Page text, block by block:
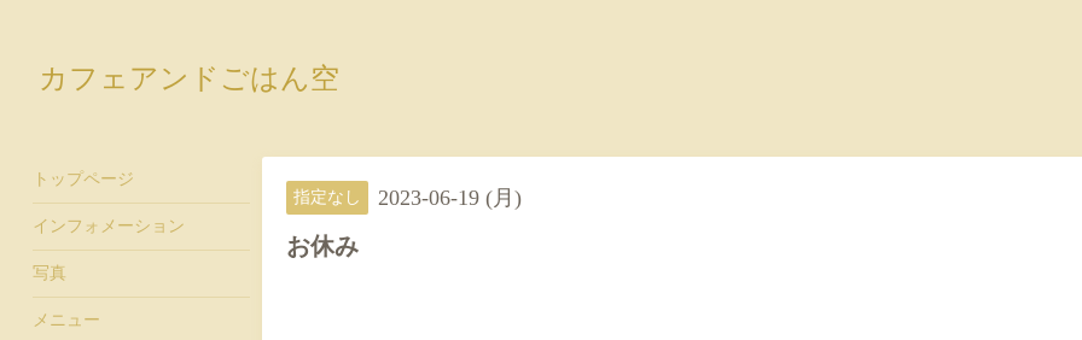
カフェアンドごはん空
指定なし 2023-06-19 (月)
お休み
トップページ
インフォメーション
写真
メニュー